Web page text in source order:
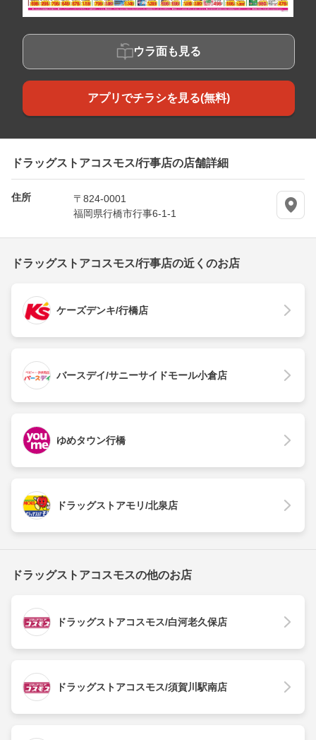
ウラ面も見る
アプリでチラシを見る(無料)
ドラッグストアコスモス/行事店の店舗詳細
住所
〒824-0001
福岡県行橋市行事6-1-1
ドラッグストアコスモス/行事店の近くのお店
ケーズデンキ/行橋店
バースデイ/サニーサイドモール小倉店
ゆめタウン行橋
ドラッグストアモリ/北泉店
ドラッグストアコスモスの他のお店
ドラッグストアコスモス/白河老久保店
ドラッグストアコスモス/須賀川駅南店